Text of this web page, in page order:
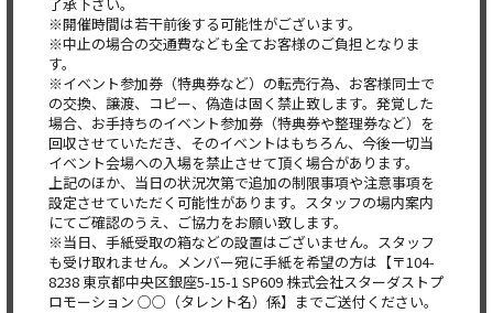
※開催時間は若干前後する可能性がございます。
※中止の場合の交通費なども全てお客様のご負担となりま
す。
※イベント参加券（特典券など）の転売行為、お客様同士で
の交換、譲渡、コピー、偽造は固く禁止致します。発覚した
場合、お手持ちのイベント参加券（特典券や整理券など）を
回収させていただき、そのイベントはもちろん、今後一切当
イベント会場への入場を禁止させて頂く場合があります。
上記のほか、当日の状況次第で追加の制限事項や注意事項を
設定させていただく可能性があります。スタッフの場内案内
にてご確認のうえ、ご協力をお願い致します。
※当日、手紙受取の箱などの設置はございません。スタッフ
も受け取れません。メンバー宛に手紙を希望の方は【〒104-
8238 東京都中央区銀座5-15-1 SP609 株式会社スターダストプ
ロモーション ○○（タレント名）係】までご送付ください。